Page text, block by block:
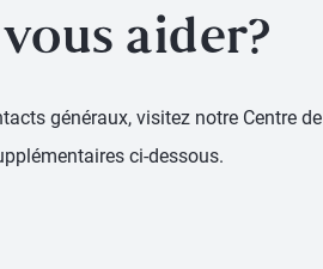
aider?
généraux, visitez notre Centre de
ci-dessous.